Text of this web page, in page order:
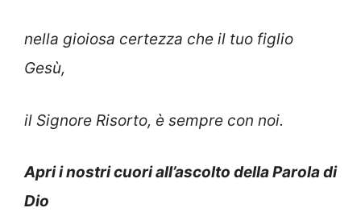
nella gioiosa certezza che il tuo figlio
Gesù,
il Signore Risorto, è sempre con noi.
Apri i nostri cuori all’ascolto della Parola di
Dio